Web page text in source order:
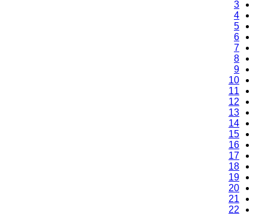
1
2
3
4
5
6
7
8
9
10
11
12
13
14
15
16
17
18
19
20